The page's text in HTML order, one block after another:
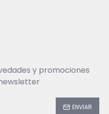
y promociones
ENVIAR